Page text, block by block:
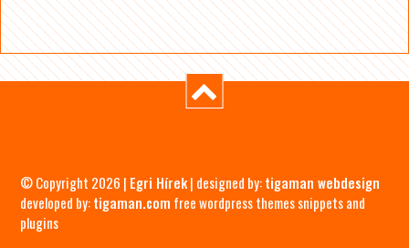
© Copyright 2026 | Egri Hírek| designed by:tigaman webdesign
developed by:tigaman.com free wordpress themes snippets and
plugins